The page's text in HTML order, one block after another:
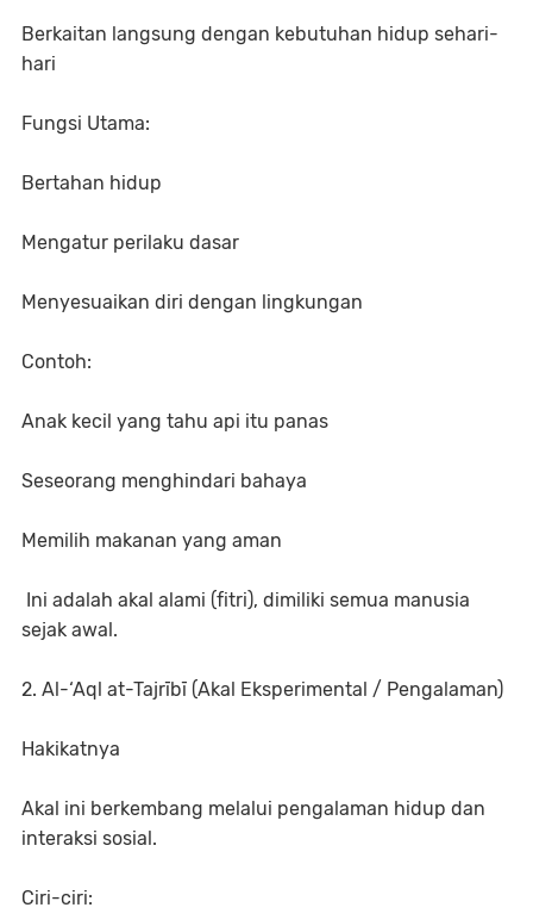
Berkaitan langsung dengan kebutuhan hidup sehari-
hari
Fungsi Utama:
Bertahan hidup
Mengatur perilaku dasar
Menyesuaikan diri dengan lingkungan
Contoh:
Anak kecil yang tahu api itu panas
Seseorang menghindari bahaya
Memilih makanan yang aman
Ini adalah akal alami (fitri), dimiliki semua manusia
sejak awal.
2. Al-‘Aql at-Tajrībī (Akal Eksperimental / Pengalaman)
Hakikatnya
Akal ini berkembang melalui pengalaman hidup dan
interaksi sosial.
Ciri-ciri: